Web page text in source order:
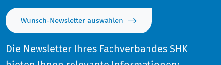
Wunsch-Newsletter auswählen
Die Newsletter Ihres Fachverbandes SHK